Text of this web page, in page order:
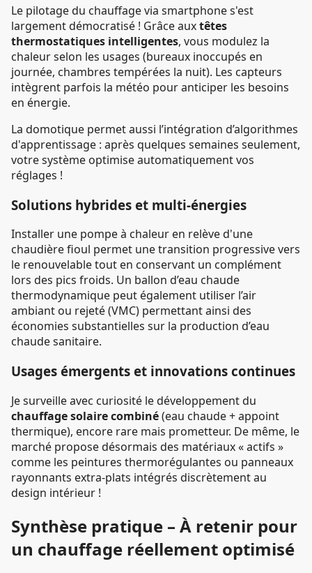
Le pilotage du chauffage via smartphone s'est
largement démocratisé ! Grâce auxtêtes
thermostatiques intelligentes, vous modulez la
chaleur selon les usages (bureaux inoccupés en
journée, chambres tempérées la nuit). Les capteurs
intègrent parfois la météo pour anticiper les besoins
en énergie.
La domotique permet aussi l’intégration d’algorithmes
d'apprentissage : après quelques semaines seulement,
votre système optimise automatiquement vos
réglages !
Solutions hybrides et multi-énergies
Installer une pompe à chaleur en relève d'une
chaudière fioul permet une transition progressive vers
le renouvelable tout en conservant un complément
lors des pics froids. Un ballon d’eau chaude
thermodynamique peut également utiliser l’air
ambiant ou rejeté (VMC) permettant ainsi des
économies substantielles sur la production d’eau
chaude sanitaire.
Usages émergents et innovations continues
Je surveille avec curiosité le développement du
chauffage solaire combiné(eau chaude + appoint
thermique), encore rare mais prometteur. De même, le
marché propose désormais des matériaux « actifs »
comme les peintures thermorégulantes ou panneaux
rayonnants extra-plats intégrés discrètement au
design intérieur !
Synthèse pratique – À retenir pour
un chauffage réellement optimisé